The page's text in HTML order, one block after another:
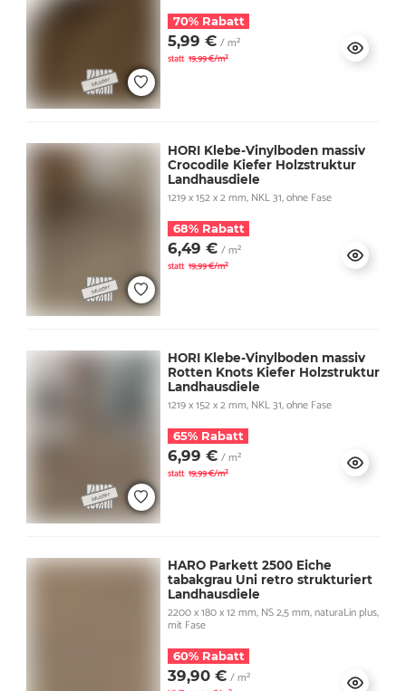
70% Rabatt
5,99 € / m²
statt 19,99 €/m²
HORI Klebe-Vinylboden massiv
Crocodile Kiefer Holzstruktur
Landhausdiele
1219 x 152 x 2 mm, NKL 31, ohne Fase
68% Rabatt
6,49 € / m²
statt 19,99 €/m²
HORI Klebe-Vinylboden massiv
Rotten Knots Kiefer Holzstruktur
Landhausdiele
1219 x 152 x 2 mm, NKL 31, ohne Fase
65% Rabatt
6,99 € / m²
statt 19,99 €/m²
HARO Parkett 2500 Eiche
tabakgrau Uni retro strukturiert
Landhausdiele
2200 x 180 x 12 mm, NS 2,5 mm, naturaLin plus,
mit Fase
60% Rabatt
39,90 € / m²